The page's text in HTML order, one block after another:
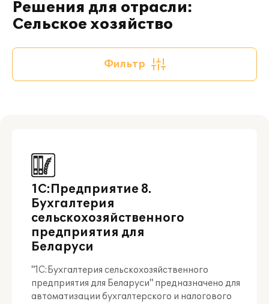
Решения для отрасли:
Сельское хозяйство
1С:Предприятие 8.
Бухгалтерия
сельскохозяйственного
предприятия для
Беларуси
"1С:Бухгалтерия сельскохозяйственного
предприятия для Беларуси" предназначено для
автоматизации бухгалтерского и налогового
Фильтр